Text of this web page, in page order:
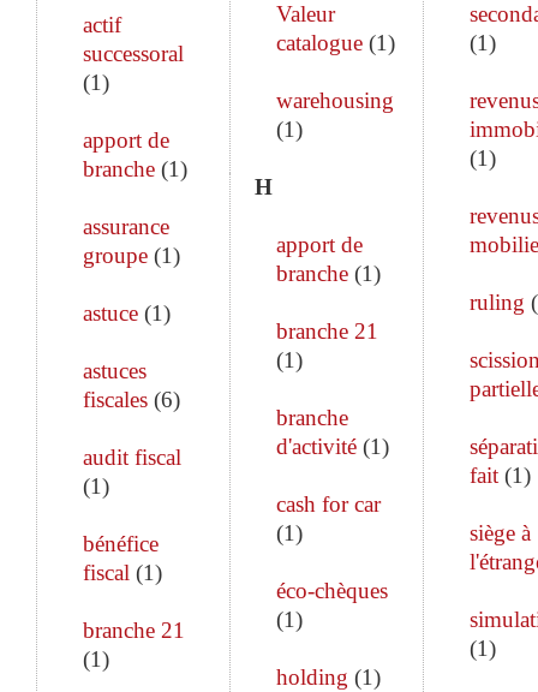
actif
successoral
(1)
apport de
branche (1)
assurance
groupe (1)
astuce (1)
astuces
fiscales (6)
audit fiscal
(1)
bénéfice
fiscal (1)
branche 21
(1)
Valeur
catalogue(1)
warehousing
(1)
H
apport de
branche(1)
branche 21
(1)
branche
d'activité(1)
cash for car
(1)
éco-chèques
(1)
holding (1)
(1)
(1)
ruling (
fait(1)
siège à
(1)